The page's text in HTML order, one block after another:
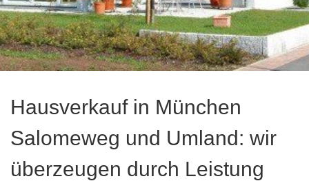
Hausverkauf in München
Salomeweg und Umland: wir
überzeugen durch Leistung